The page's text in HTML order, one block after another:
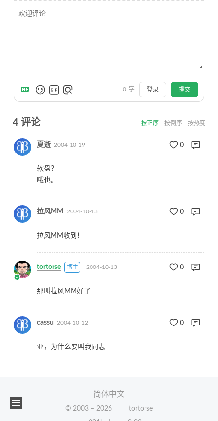
0 字 登录 提交
4 评论 按正序 按倒序 按热度
夏逝 2004-10-19 0
软盘？
哦也。
拉风MM 2004-10-13 0
拉风MM收到！
tortorse 博主 2004-10-13 0
那叫拉风MM好了
cassu 2004-10-12 0
亚，为什么要叫我同志
简体中文
© 2003 – 2026
tortorse